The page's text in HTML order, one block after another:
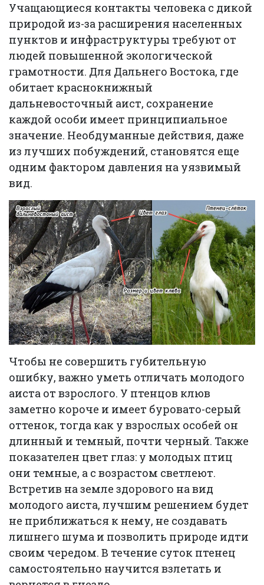
Учащающиеся контакты человека с дикой
природой из-за расширения населенных
пунктов и инфраструктуры требуют от
людей повышенной экологической
грамотности. Для Дальнего Востока, где
обитает краснокнижный
дальневосточный аист, сохранение
каждой особи имеет принципиальное
значение. Необдуманные действия, даже
из лучших побуждений, становятся еще
одним фактором давления на уязвимый
вид.
Чтобы не совершить губительную
ошибку, важно уметь отличать молодого
аиста от взрослого. У птенцов клюв
заметно короче и имеет буровато-серый
оттенок, тогда как у взрослых особей он
длинный и темный, почти черный. Также
показателен цвет глаз: у молодых птиц
они темные, а с возрастом светлеют.
Встретив на земле здорового на вид
молодого аиста, лучшим решением будет
не приближаться к нему, не создавать
лишнего шума и позволить природе идти
своим чередом. В течение суток птенец
самостоятельно научится взлетать и